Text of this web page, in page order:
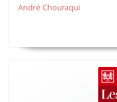
André Chouraqui